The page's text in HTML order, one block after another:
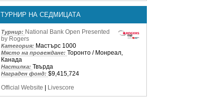
ТУРНИР НА СЕДМИЦАТА
Турнир: National Bank Open Presented
by Rogers
Категория: Мастърс 1000
Място на провеждане: Торонто / Монреал,
Канада
Настилка: Твърда
Награден фонд: $9,415,724
Official Website
Livescore